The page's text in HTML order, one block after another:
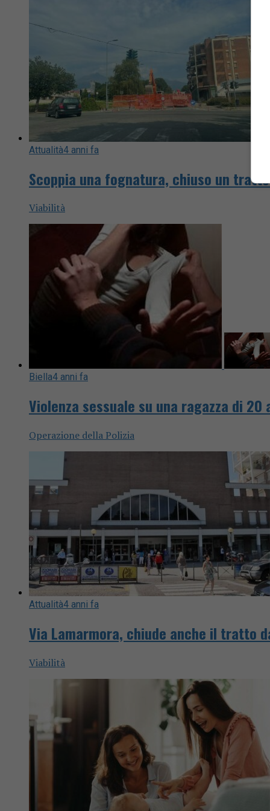
Attualità4 anni fa
Scoppia una fognatura, chiuso un
Viabilità
Biella4 anni fa
Violenza sessuale su una ragazza di
Operazione della Polizia
Attualità4 anni fa
Via Lamarmora, chiude anche il tratto
Viabilità